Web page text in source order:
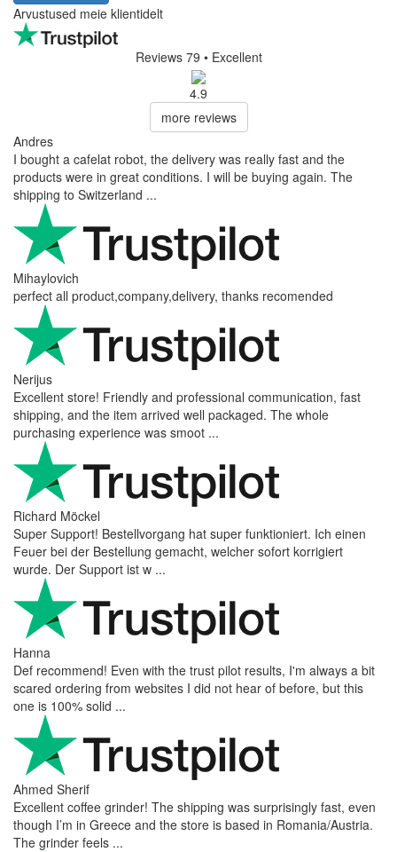
Arvustused meie klientidelt
Reviews 79 • Excellent
4.9
more reviews
Andres
I bought a cafelat robot, the delivery was really fast and the
products were in great conditions. I will be buying again. The
shipping to Switzerland ...
Mihaylovich
perfect all product,company,delivery, thanks recomended
Nerijus
Excellent store! Friendly and professional communication, fast
shipping, and the item arrived well packaged. The whole
purchasing experience was smoot ...
Richard Möckel
Super Support! Bestellvorgang hat super funktioniert. Ich einen
Feuer bei der Bestellung gemacht, welcher sofort korrigiert
wurde. Der Support ist w ...
Hanna
Def recommend! Even with the trust pilot results, I'm always a bit
scared ordering from websites I did not hear of before, but this
one is 100% solid ...
Ahmed Sherif
Excellent coffee grinder! The shipping was surprisingly fast, even
though I’m in Greece and the store is based in Romania/Austria.
The grinder feels ...